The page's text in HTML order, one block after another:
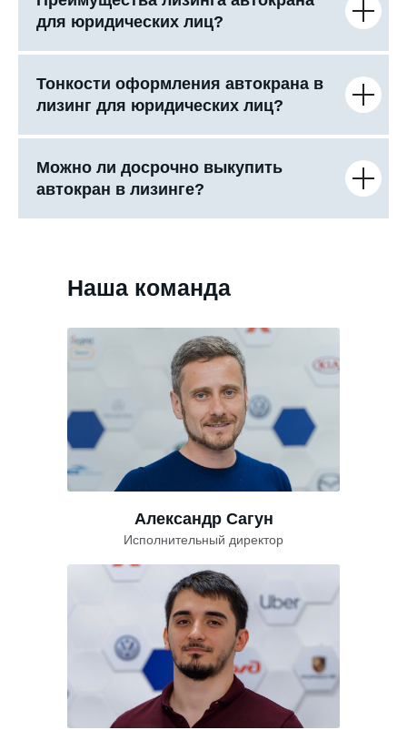
для юридических лиц?
Тонкости оформления автокрана в
лизинг для юридических лиц?
Можно ли досрочно выкупить
автокран в лизинге?
Наша команда
Александр Сагун
Исполнительный директор